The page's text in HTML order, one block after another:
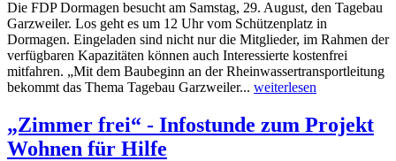
Die FDP Dormagen besucht am Samstag, 29. August, den Tagebau
Garzweiler. Los geht es um 12 Uhr vom Schützenplatz in
Dormagen. Eingeladen sind nicht nur die Mitglieder, im Rahmen der
verfügbaren Kapazitäten können auch Interessierte kostenfrei
mitfahren. „Mit dem Baubeginn an der Rheinwassertransportleitung
bekommt das Thema Tagebau Garzweiler... weiterlesen
„Zimmer frei“ - Infostunde zum Projekt
Wohnen für Hilfe